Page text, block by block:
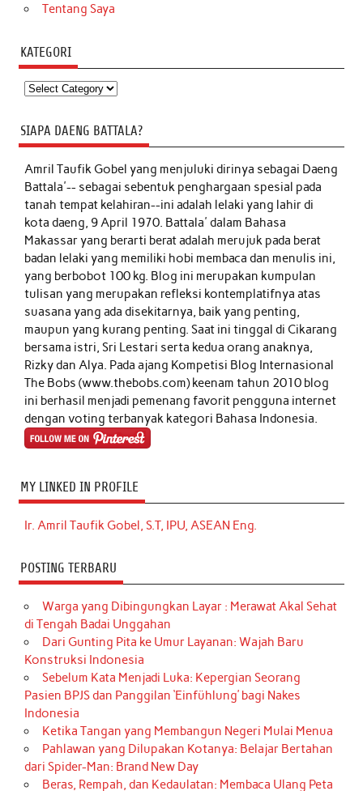
Tentang Saya
KATEGORI
Kategori
SIAPA DAENG BATTALA?
Amril Taufik Gobelyang menjuluki dirinya sebagai Daeng
Battala'-- sebagai sebentuk penghargaan spesial pada
tanah tempat kelahiran--ini adalah lelaki yang lahir di
kota daeng, 9 April 1970. Battala' dalam Bahasa
Makassar yang berarti berat adalah merujuk pada berat
badan lelaki yang memiliki hobi membaca dan menulis ini,
yang berbobot 100 kg. Blog ini merupakan kumpulan
tulisan yang merupakan refleksi kontemplatifnya atas
suasana yang ada disekitarnya, baik yang penting,
maupun yang kurang penting. Saat ini tinggal di Cikarang
bersama istri, Sri Lestari serta kedua orang anaknya,
Rizky dan Alya. Pada ajang Kompetisi Blog Internasional
The Bobs (www.thebobs.com) keenam tahun 2010 blog
ini berhasil menjadi pemenang favorit pengguna internet
dengan voting terbanyak kategori Bahasa Indonesia.
MY LINKED IN PROFILE
Ir. Amril Taufik Gobel, S.T, IPU, ASEAN Eng.
POSTING TERBARU
Warga yang Dibingungkan Layar : Merawat Akal Sehat
di Tengah Badai Unggahan
Dari Gunting Pita ke Umur Layanan: Wajah Baru
Konstruksi Indonesia
Sebelum Kata Menjadi Luka: Kepergian Seorang
Pasien BPJS dan Panggilan ‘Einfühlung’ bagi Nakes
Indonesia
Ketika Tangan yang Membangun Negeri Mulai Menua
Pahlawan yang Dilupakan Kotanya: Belajar Bertahan
dari Spider-Man: Brand New Day
Beras, Rempah, dan Kedaulatan: Membaca Ulang Peta